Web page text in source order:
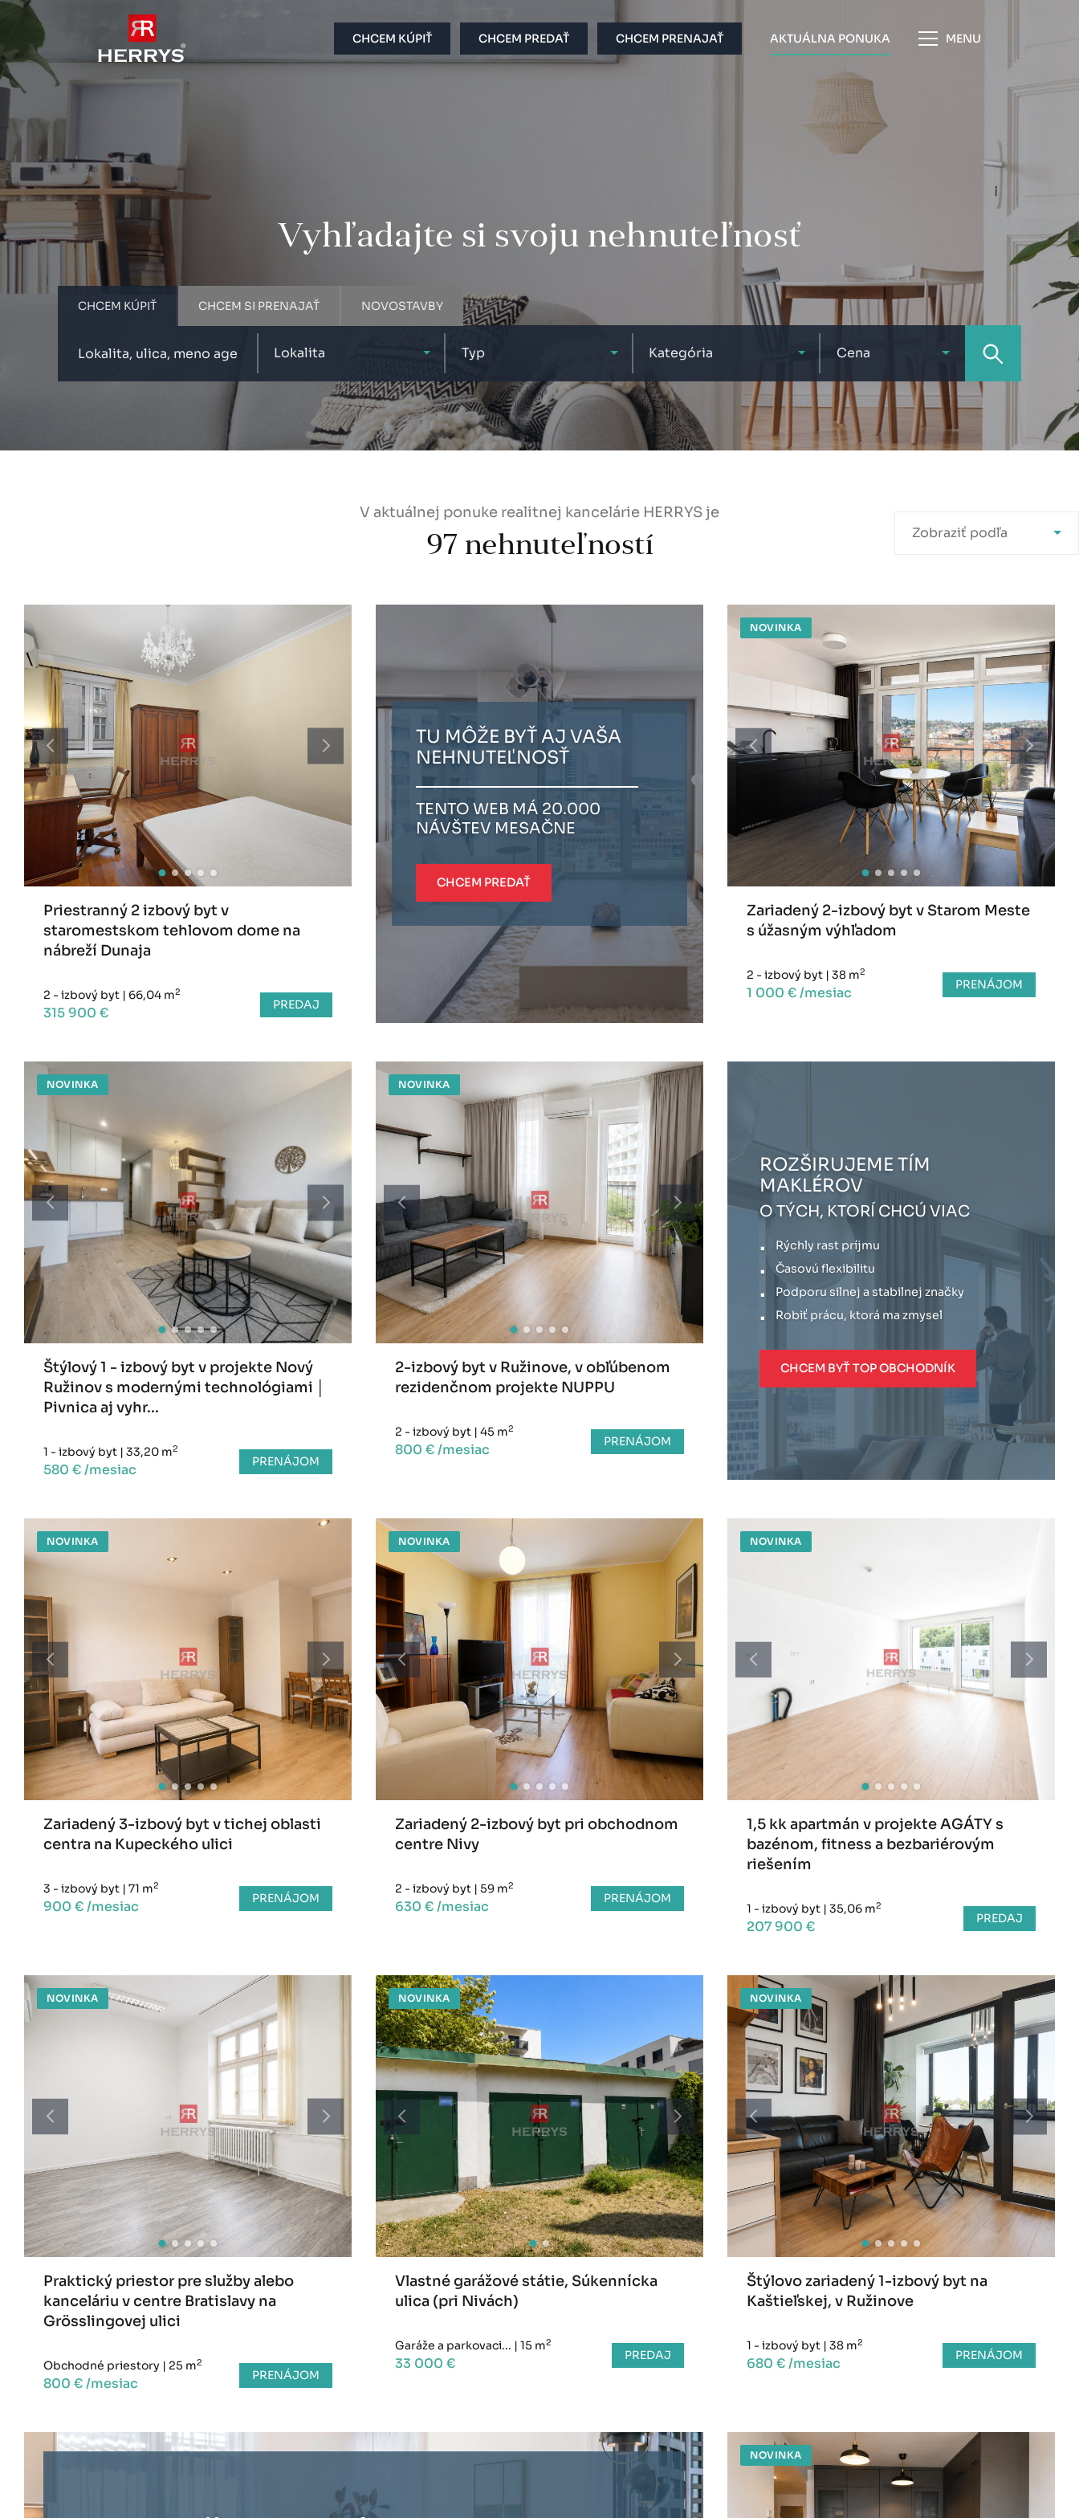
CHCEM KÚPIŤ CHCEM PREDAŤ CHCEM PRENAJAŤ AKTUÁLNA PONUKA MENU
Vyhľadajte si svoju nehnuteľnosť
CHCEM KÚPIŤ CHCEM SI PRENAJAŤ NOVOSTAVBY
Lokalita Typ Kategória Cena
V aktuálnej ponuke realitnej kancelárie HERRYS je
97 nehnuteľností Zobraziť podľa
Priestranný 2 izbový byt v
staromestskom tehlovom dome na
nábreží Dunaja
2 - izbový byt | 66,04 m2
315 900 € PREDAJ
TU MÔŽE BYŤ AJ VAŠA
NEHNUTEĽNOSŤ
TENTO WEB MÁ 20.000
NÁVŠTEV MESAČNE
CHCEM PREDAŤ
NOVINKA
Zariadený 2-izbový byt v Starom Meste
s úžasným výhľadom
2 - izbový byt | 38 m2
1 000 € /mesiac PRENÁJOM
NOVINKA
Štýlový 1 - izbový byt v projekte Nový
Ružinov s modernými technológiami │
Pivnica aj vyhr...
1 - izbový byt | 33,20 m2
580 € /mesiac PRENÁJOM
NOVINKA
2-izbový byt v Ružinove, v obľúbenom
rezidenčnom projekte NUPPU
2 - izbový byt | 45 m2
800 € /mesiac PRENÁJOM
ROZŠIRUJEME TÍM
MAKLÉROV
O TÝCH, KTORÍ CHCÚ VIAC
Rýchly rast príjmu
Časovú flexibilitu
Podporu silnej a stabilnej značky
Robiť prácu, ktorá ma zmysel
CHCEM BYŤ TOP OBCHODNÍK
NOVINKA
Zariadený 3-izbový byt v tichej oblasti
centra na Kupeckého ulici
3 - izbový byt | 71 m2
900 € /mesiac PRENÁJOM
NOVINKA
Zariadený 2-izbový byt pri obchodnom
centre Nivy
2 - izbový byt | 59 m2
630 € /mesiac PRENÁJOM
NOVINKA
1,5 kk apartmán v projekte AGÁTY s
bazénom, fitness a bezbariérovým
riešením
1 - izbový byt | 35,06 m2
207 900 € PREDAJ
NOVINKA
Praktický priestor pre služby alebo
kanceláriu v centre Bratislavy na
Grösslingovej ulici
Obchodné priestory | 25 m2
800 € /mesiac PRENÁJOM
NOVINKA
Vlastné garážové státie, Súkennícka
ulica (pri Nivách)
Garáže a parkovaci... | 15 m2
33 000 € PREDAJ
NOVINKA
Štýlovo zariadený 1-izbový byt na
Kaštieľskej, v Ružinove
1 - izbový byt | 38 m2
680 € /mesiac PRENÁJOM
NOVINKA